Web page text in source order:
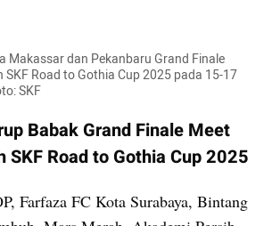
Makassar dan Pekanbaru Grand Finale
SKF Road to Gothia Cup 2025 pada 15-17
SKF
Babak Grand Finale Meet
SKF Road to Gothia Cup 2025
Farfaza FC Kota Surabaya, Bintang